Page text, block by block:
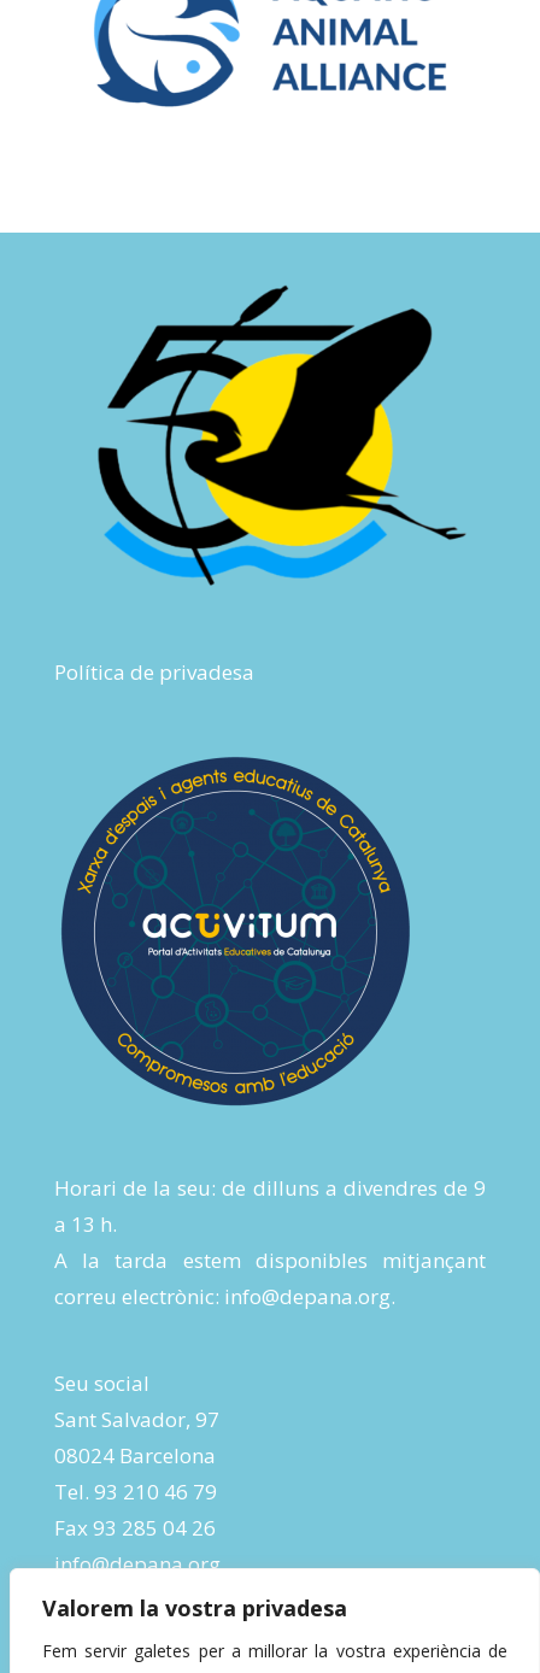
Valorem la vostra privadesa
Fem servir galetes per a millorar la vostra experiència de
Política de privadesa
Horari de la seu: de dilluns a divendres de 9
a 13 h.
A la tarda estem disponibles mitjançant
correu electrònic: info@depana.org.
Seu social
Sant Salvador, 97
08024 Barcelona
Tel. 93 210 46 79
Fax 93 285 04 26
info@depana.org